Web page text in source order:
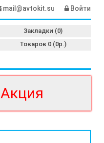
Войти
mail@avtokit.su
Закладки (0)
Товаров 0 (0р.)
Акция